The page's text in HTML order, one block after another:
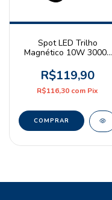
Spot LED Trilho
Magnético 10W 3000K
Preto
R$119,90
R$116,30 com Pix